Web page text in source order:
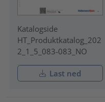
Katalogside
HT_Produktkatalog_202
2_1_5_083-083_NO
Last ned